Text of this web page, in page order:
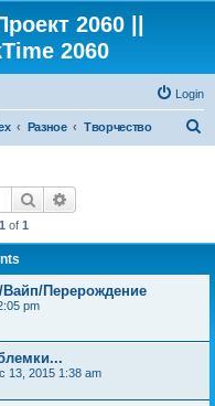
2060 ||
2060
Login
Разное Творчество
Search
1 of 1
Перерождение
pm
13, 2015 1:38 am